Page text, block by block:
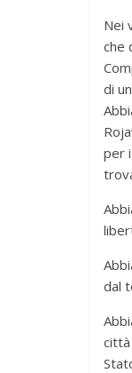
Nei
che
di
per
dal